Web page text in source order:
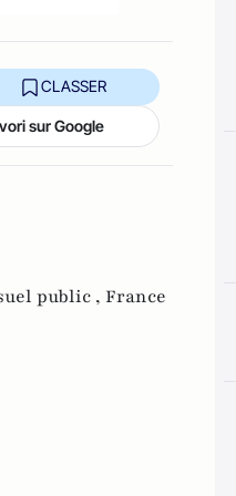
CLASSER
sur Google
public , France